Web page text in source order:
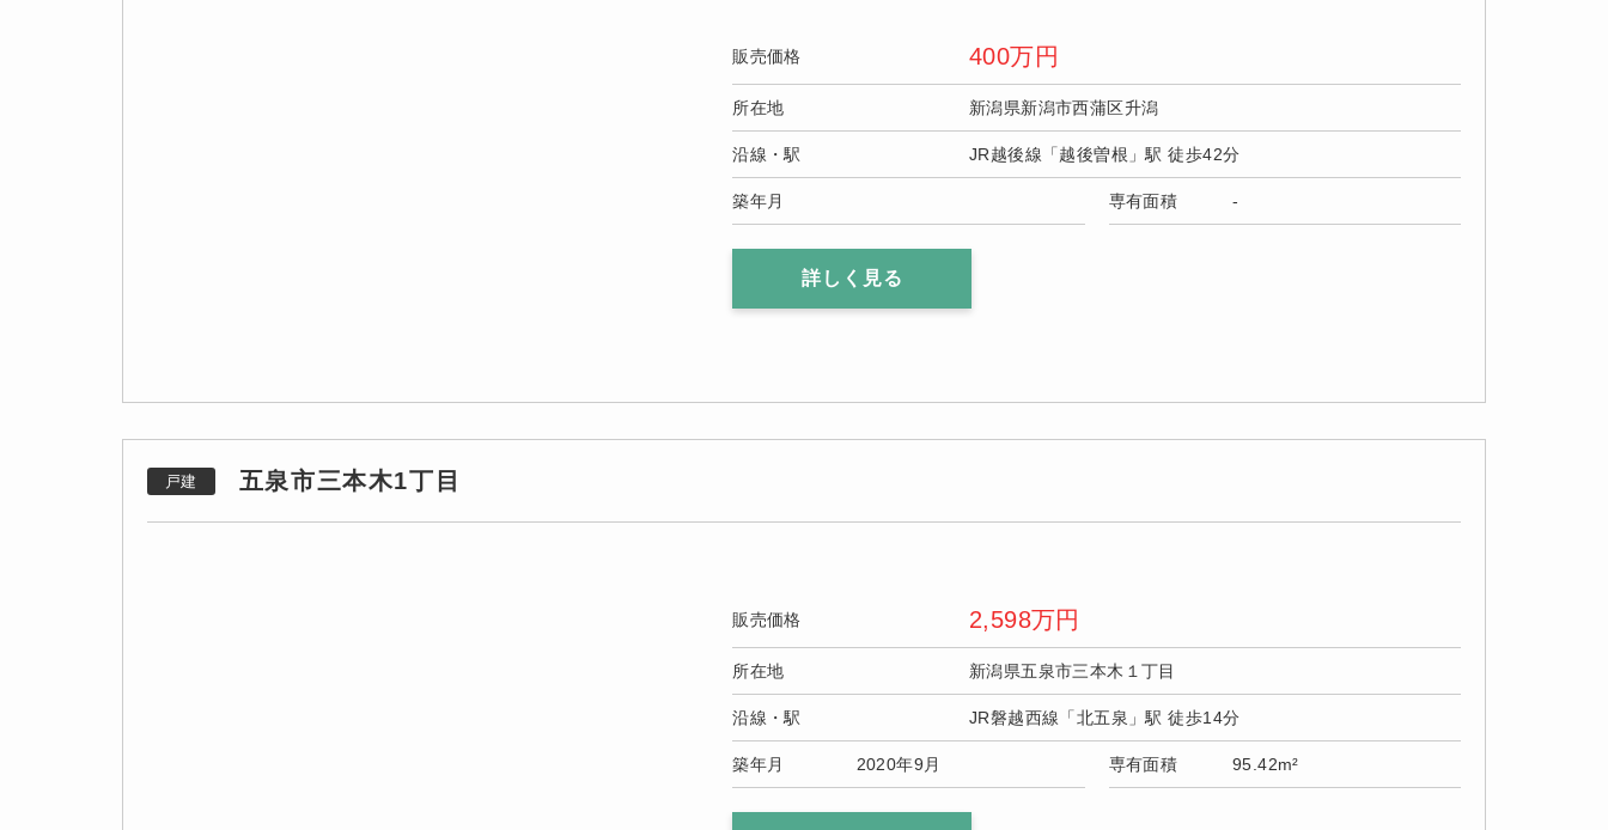
販売価格 400万円
所在地 新潟県新潟市西蒲区升潟
沿線・駅 JR越後線「越後曽根」駅 徒歩42分
築年月 専有面積 -
詳しく見る
戸建 五泉市三本木1丁目
販売価格 2,598万円
所在地 新潟県五泉市三本木１丁目
沿線・駅 JR磐越西線「北五泉」駅 徒歩14分
築年月 2020年9月 専有面積 95.42m²